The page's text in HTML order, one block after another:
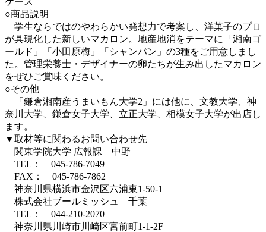
○商品説明
学生ならではのやわらかい発想力で考案し、洋菓子のプロ
が具現化した新しいマカロン。地産地消をテーマに「湘南ゴ
ールド」「小田原梅」「シャンパン」の3種をご用意しまし
た。管理栄養士・デザイナーの卵たちが生み出したマカロン
をぜひご賞味ください。
○その他
「鎌倉湘南産うまいもん大学2」には他に、文教大学、神
奈川大学、鎌倉女子大学、立正大学、相模女子大学が出店し
ます。
▼取材等に関わるお問い合わせ先
関東学院大学 広報課 中野
TEL： 045-786-7049
FAX： 045-786-7862
神奈川県横浜市金沢区六浦東1-50-1
株式会社ブールミッシュ 千葉
TEL： 044-210-2070
神奈川県川崎市川崎区宮前町1-1-2F